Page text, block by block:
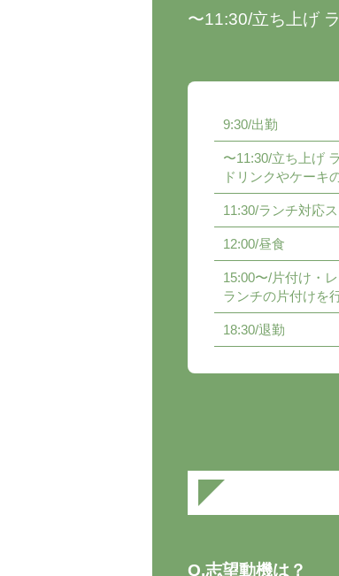
〜11:30/立ち上げ
9:30/出勤
〜11:30/立ち上げ
ドリンクやケーキ
11:30/ランチ対応
12:00/昼食
15:00〜/片付け・
ランチの片付けを
18:30/退勤
Q.志望動機は？